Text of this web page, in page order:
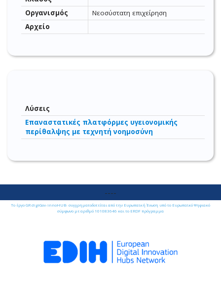
Οργανισμός
Νεοσύστατη επιχείρηση
Αρχείο
Λύσεις
Επαναστατικές πλατφόρμες υγειονομικής
περίθαλψης με τεχνητή νοημοσύνη
----
Το έργο GR digiGov-innoHUB- συγχρηματοδοτείται από την Ευρωπαϊκή Ένωση υπό το Ευρωπαϊκό Ψηφιακό
σύμφωνο με αριθμό 101083646 και το ERDF πρόγραμμα